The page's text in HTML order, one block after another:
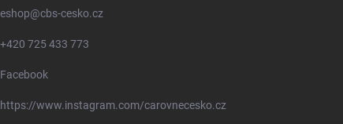
eshop@cbs-cesko.cz
+420 725 433 773
Facebook
https://www.instagram.com/carovnecesko.cz